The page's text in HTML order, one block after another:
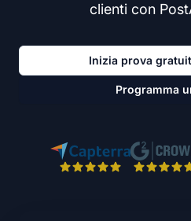
clienti con
Inizia prova
Programma